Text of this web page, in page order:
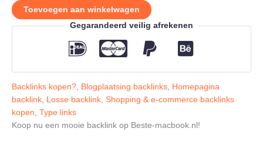
Beste-
macbook.nl
Toevoegen aan winkelwagen
Gegarandeerd veilig afrekenen
Backlinks kopen? Blogplaatsing backlinks
Homepagina
backlink
Losse backlink Shopping & e-commerce backlinks
kopen Type links
Koop nu een mooie backlink op Beste-macbook.nl!